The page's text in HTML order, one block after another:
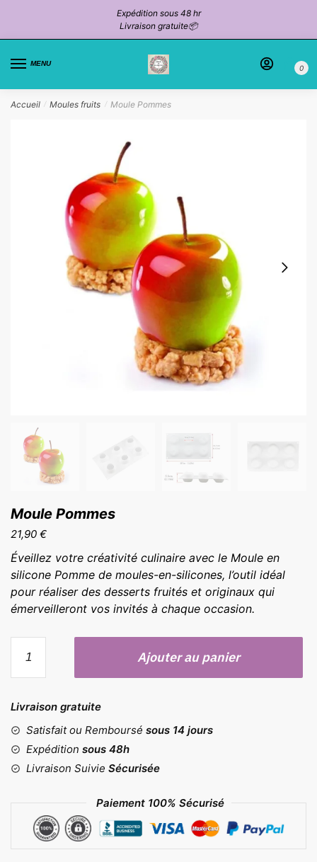
la
navigation
contenu
Expédition sous 48 hr
Livraison gratuite📦
MENU
0
Accueil / Moules fruits / Moule Pommes
Moule Pommes
21,90 €
Éveillez votre créativité culinaire avec le Moule en
silicone Pomme de moules-en-silicones, l’outil idéal
pour réaliser des desserts fruités et originaux qui
émerveilleront vos invités à chaque occasion.
Moule
Ajouter au panier
Livraison gratuite
Satisfait ou Remboursé sous 14 jours
Expédition sous 48h
Livraison Suivie Sécurisée
Paiement 100% Sécurisé